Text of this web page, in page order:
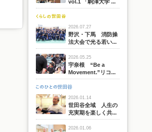
vol.1 「駒澤大学 ...
2026.07.27
野沢・下馬 消防操
法大会で光る若い...
2026.05.25
宇奈根 “Be a
Movement.”リコ...
2026.01.14
世田谷全域 人生の
充実期を楽しく共...
2026.01.06